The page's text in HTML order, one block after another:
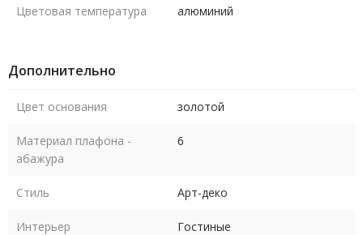
Цветовая температура алюминий
Дополнительно
Цвет основания золотой
Материал плафона -
абажура
6
Стиль Арт-деко
Интерьер Гостиные